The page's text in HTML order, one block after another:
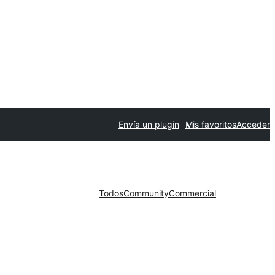
Envía un plugin Mis favoritosAcceder
TodosCommunityCommercial